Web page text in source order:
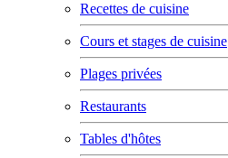
Recettes de cuisine
Cours et stages de cuisine
Plages privées
Restaurants
Tables d'hôtes